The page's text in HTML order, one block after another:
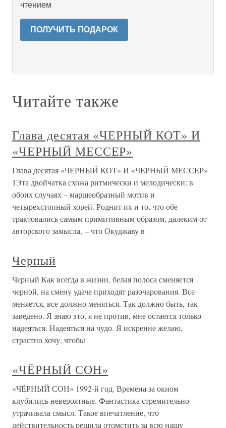
чтением
ПОЛУЧИТЬ ПОДАРОК
Читайте также
Глава десятая «ЧЕРНЫЙ КОТ» И
«ЧЕРНЫЙ МЕССЕР»
Глава десятая «ЧЕРНЫЙ КОТ» И «ЧЕРНЫЙ МЕССЕР»
1Эта двойчатка схожа ритмически и мелодически: в
обоих случаях – маршеобразный мотив и
четырехстопный хорей. Роднит их и то, что обе
трактовались самым примитивным образом, далеким от
авторского замысла, – что Окуджаву в
Черный
Черный Как всегда в жизни, белая полоса сменяется
черной, на смену удаче приходят разочарования. Все
меняется, все должно меняться. Так должно быть, так
заведено. Я знаю это, я не против, мне остается только
надеяться. Надеяться на чудо. Я искренне желаю,
страстно хочу, чтобы
«ЧЁРНЫЙ СОН»
«ЧЁРНЫЙ СОН» 1992-й год. Времена за окном
клубились невероятные. Фантастика стремительно
утрачивала смысл. Такое впечатление, что
действительность решила отомстить за всю нашу